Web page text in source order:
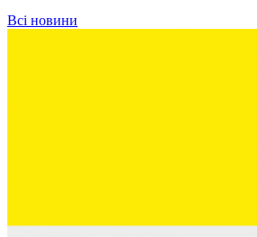
Всі новини